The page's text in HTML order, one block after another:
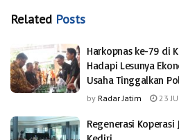
Related Posts
Harkopnas ke-79 di
Hadapi Lesunya
Usaha Tinggalkan
by Radar Jatim 23
Regenerasi